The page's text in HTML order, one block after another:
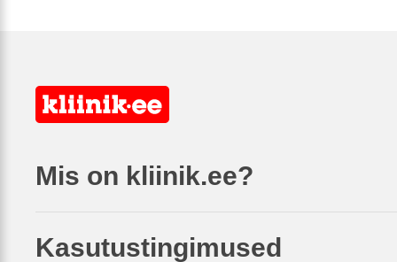
Mis on kliinik.ee?
Kasutustingimused